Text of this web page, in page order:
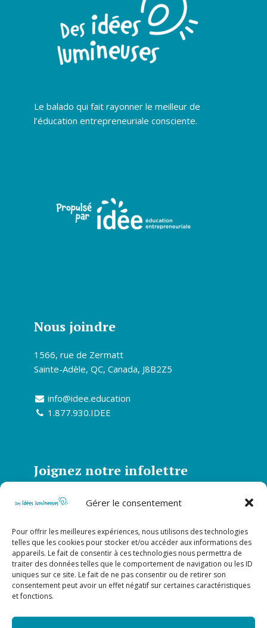
Gérer le consentement
Pour offrir les meilleures expériences, nous utilisons des technologies
telles que les cookies pour stocker et/ou accéder aux informations des
appareils. Le fait de consentir à ces technologies nous permettra de
traiter des données telles que le comportement de navigation ou les ID
uniques sur ce site. Le fait de ne pas consentir ou de retirer son
consentement peut avoir un effet négatif sur certaines caractéristiques
et fonctions.
Le balado qui fait rayonner le meilleur de
l’éducation entrepreneuriale consciente.
Nous joindre
1566, rue de Zermatt
Sainte-Adèle, QC, Canada, J8B2Z5
info@idee.education
1.877.930.IDEE
Joignez notre infolettre
Abonnez-vous à notre infolettre et soyez
S’abonner
Suivez-nous sur nos réseaux
sociaux!